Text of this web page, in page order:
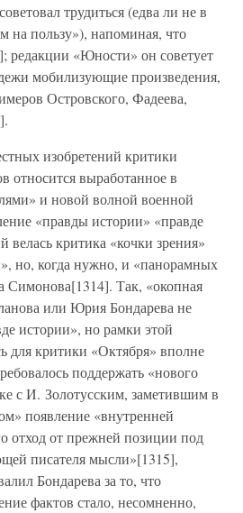
трудиться (едва ли не в
на пользу»), напоминая, что
редакции «Юности» он советует
мобилизующие произведения,
Островского, Фадеева,
изобретений критики
относится выработанное в
и новой волной военной
«правды истории» «правде
велась критика «кочки зрения»
но, когда нужно, и «панорамных
Симонова[1314]. Так, «окопная
или Юрия Бондарева не
истории», но рамки этой
для критики «Октября» вполне
поддержать «нового
с И. Золотусским, заметившим в
появление «внутренней
отход от прежней позиции под
писателя мысли»[1315],
Бондарева за то, что
фактов стало, несомненно,